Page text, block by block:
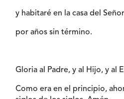
y habitaré en la casa del Señor
por años sin término.
Gloria al Padre, y al Hijo, y al
Como era en el principio,